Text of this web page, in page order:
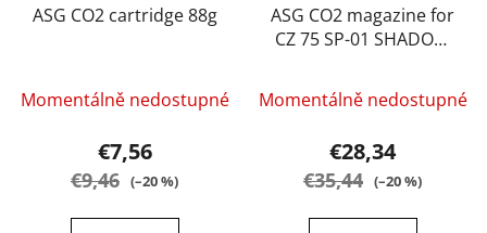
ASG CO2 cartridge 88g
Momentálně nedostupné
€7,56
€9,46 (–20 %)
ASG CO2 magazine for
CZ 75 SP-01 SHADOW
Momentálně nedostupné
€28,34
€35,44 (–20 %)